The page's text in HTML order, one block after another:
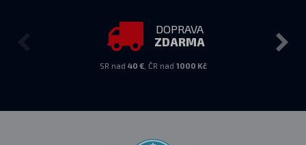
DOPRAVA
ZDARMA
SR nad 40 €, ČR nad 1000 Kč